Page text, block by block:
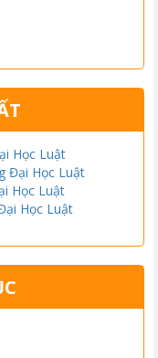
Học Luật
Đại Học Luật
Học Luật
Học Luật